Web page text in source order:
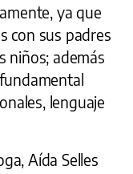
ya que
con sus padres
niños; además
lenguaje
Aída Selles